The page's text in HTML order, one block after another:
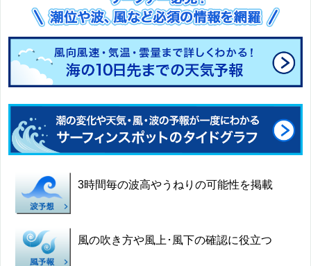
3時間毎の波高やうねりの可能性を掲載
風の吹き方や風上･風下の確認に役立つ